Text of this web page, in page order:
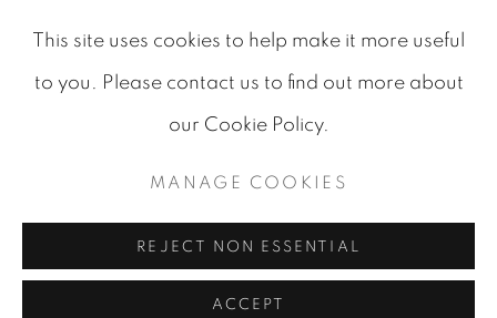
© 2026 JEAN-MARIE OGER
This site uses cookies to help make it more useful
to you. Please contact us to find out more about
our Cookie Policy.
MANAGE COOKIES
REJECT NON ESSENTIAL
ACCEPT